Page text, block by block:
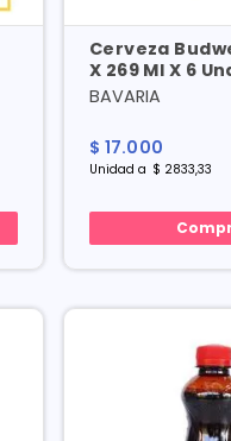
Cerveza
X 269 Ml X 6
Especial
BAVARIA
$ 17.000
Unidad a $ 2833,33